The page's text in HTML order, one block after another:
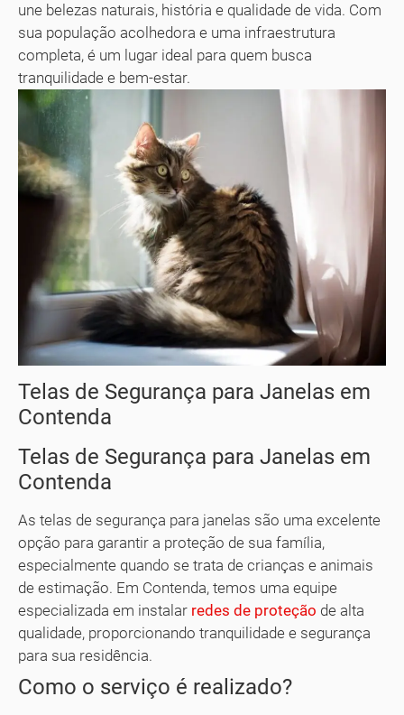
une belezas naturais, história e qualidade de vida. Com
sua população acolhedora e uma infraestrutura
completa, é um lugar ideal para quem busca
tranquilidade e bem-estar.
Telas de Segurança para Janelas em
Contenda
Telas de Segurança para Janelas em
Contenda
As telas de segurança para janelas são uma excelente
opção para garantir a proteção de sua família,
especialmente quando se trata de crianças e animais
de estimação. Em Contenda, temos uma equipe
especializada em instalar redes de proteção de alta
qualidade, proporcionando tranquilidade e segurança
para sua residência.
Como o serviço é realizado?